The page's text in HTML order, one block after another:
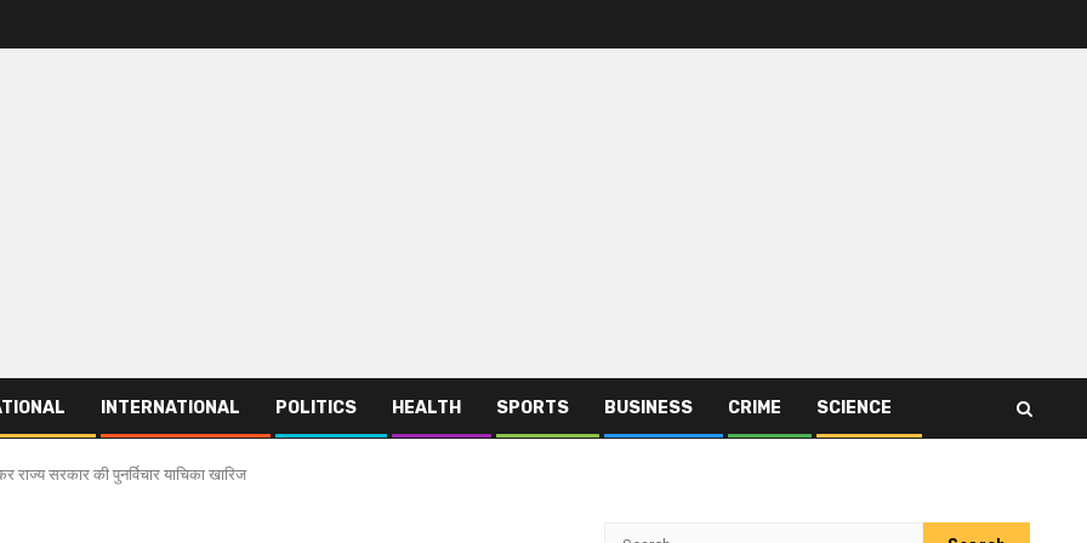
INTERNATIONAL POLITICS HEALTH SPORTS BUSINESS CRIME SCIENCE
सरकार की पुनर्विचार याचिका खारिज
Search